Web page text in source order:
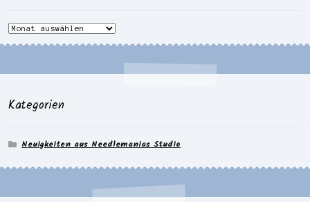
Archiv
Kategorien
Neuigkeiten aus Needlemanias Studio